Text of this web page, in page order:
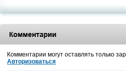
Комментарии могут оставлять только
Авторизоваться